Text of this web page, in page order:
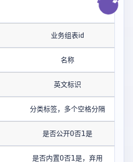
业务组表id
名称
英文标识
分类标签，多个空格分隔
是否公开0否1是
是否内置0否1是，弃用